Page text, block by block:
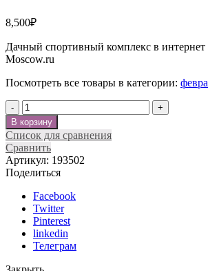
8,500₽
Дачный спортивный комплекс в интернет
Moscow.ru
Посмотреть все товары в категории:
Количество
В корзину
Список для сравнения
Сравнить
Артикул: 193502
Поделиться
Facebook
Twitter
Pinterest
linkedin
Телеграм